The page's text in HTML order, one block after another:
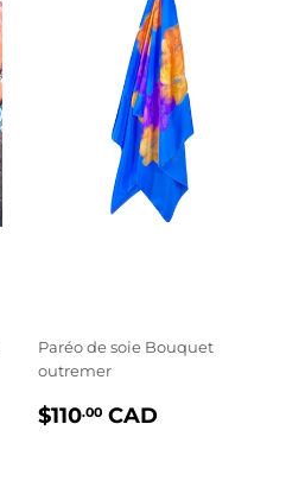
Paréo de soie Bouquet
outremer
PRIX
$110.00 CAD